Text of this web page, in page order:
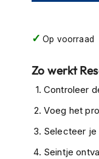
Doorwaai
Waterdichte
motorjassen
Leren
motorjassen
Textiele
Op voorraad
Zo werkt
Controleer
Voeg het
Selecteer je
Seintje